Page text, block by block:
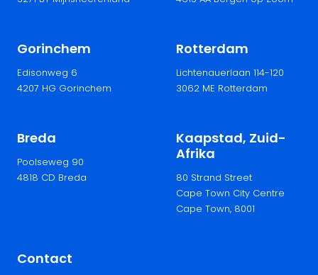
Gorinchem
Edisonweg 6
4207 HG Gorinchem
Rotterdam
Lichtenauerlaan 114-120
3062 ME Rotterdam
Breda
Poolseweg 90
4818 CD Breda
Kaapstad, Zuid-
Afrika
80 Strand Street
Cape Town City Centre
Cape Town, 8001
Contact